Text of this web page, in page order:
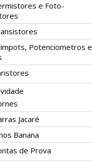
e Foto-
Potenciometros e
Jacaré
Banana
de Prova